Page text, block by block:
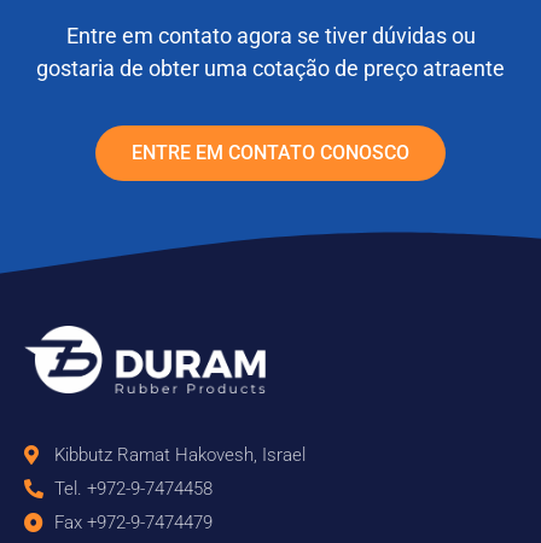
Entre em contato agora se tiver dúvidas ou
gostaria de obter uma cotação de preço atraente
ENTRE EM CONTATO CONOSCO
Kibbutz Ramat Hakovesh, Israel
Tel. +972-9-7474458
Fax +972-9-7474479